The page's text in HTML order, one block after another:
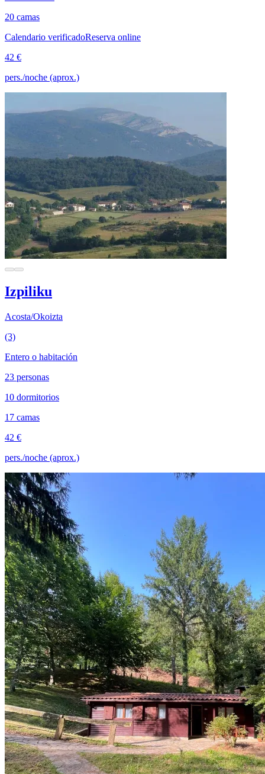
20 camas
Calendario verificadoReserva online
42 €
pers./noche (aprox.)
Izpiliku
Acosta/Okoizta
(3)
Entero o habitación
23 personas
10 dormitorios
17 camas
42 €
pers./noche (aprox.)